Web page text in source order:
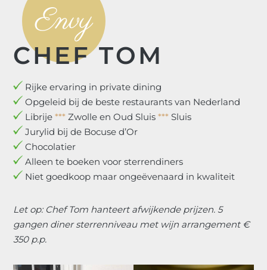
Envy
CHEF TOM
Rijke ervaring in private dining
Opgeleid bij de beste restaurants van Nederland
Librije*** Zwolle en Oud Sluis*** Sluis
Jurylid bij de Bocuse d’Or
Chocolatier
Alleen te boeken voor sterrendiners
Niet goedkoop maar ongeëvenaard in kwaliteit
Let op: Chef Tom hanteert afwijkende prijzen. 5
gangen diner sterrenniveau met wijn arrangement €
350 p.p.